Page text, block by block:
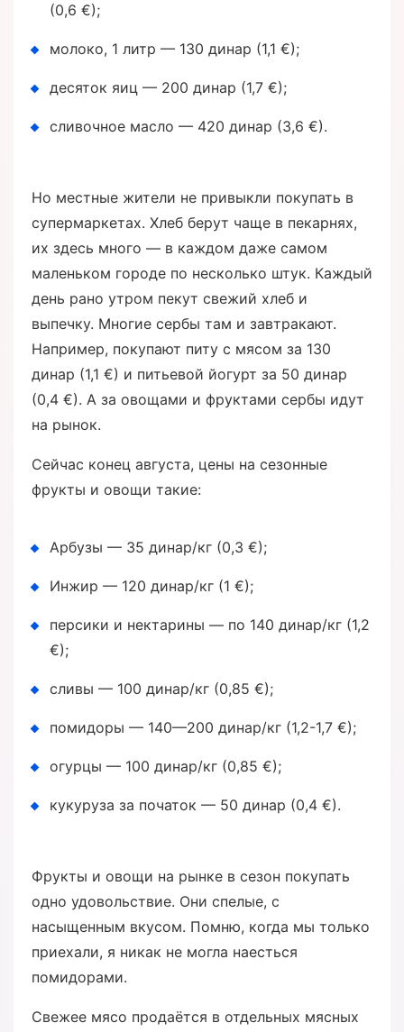
(0,6 €);
молоко, 1 литр — 130 динар (1,1 €);
десяток яиц — 200 динар (1,7 €);
сливочное масло — 420 динар (3,6 €).
Но местные жители не привыкли покупать в
супермаркетах. Хлеб берут чаще в пекарнях,
их здесь много — в каждом даже самом
маленьком городе по несколько штук. Каждый
день рано утром пекут свежий хлеб и
выпечку. Многие сербы там и завтракают.
Например, покупают питу с мясом за 130
динар (1,1 €) и питьевой йогурт за 50 динар
(0,4 €). А за овощами и фруктами сербы идут
на рынок.
Сейчас конец августа, цены на сезонные
фрукты и овощи такие:
Арбузы — 35 динар/кг (0,3 €);
Инжир — 120 динар/кг (1 €);
персики и нектарины — по 140 динар/кг (1,2
€);
сливы — 100 динар/кг (0,85 €);
помидоры — 140—200 динар/кг (1,2-1,7 €);
огурцы — 100 динар/кг (0,85 €);
кукуруза за початок — 50 динар (0,4 €).
Фрукты и овощи на рынке в сезон покупать
одно удовольствие. Они спелые, с
насыщенным вкусом. Помню, когда мы только
приехали, я никак не могла наесться
помидорами.
Свежее мясо продаётся в отдельных мясных